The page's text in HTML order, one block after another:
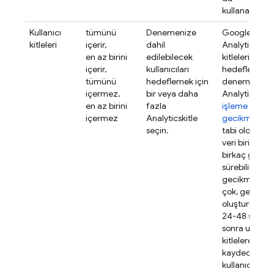
Kullanıcı
kitleleri
tümünü
içerir,
en az birini
içerir,
tümünü
içermez,
en az birini
içermez
Denemenize
dahil
edilebilecek
kullanıcıları
hedeflemek için
bir veya daha
fazla
Analyticskitle
seçin.
Google
Analytics
kitlelerini
hedefleyen
Analytics
işleme
gecikmesine
tabi oldukları
veri birikmesi
birkaç gün
sürebilir. Bu
gecikmeyle
çok,
24-48 saat
sonra uygun
kitlelere
kaydedilen
kullanıcılarda